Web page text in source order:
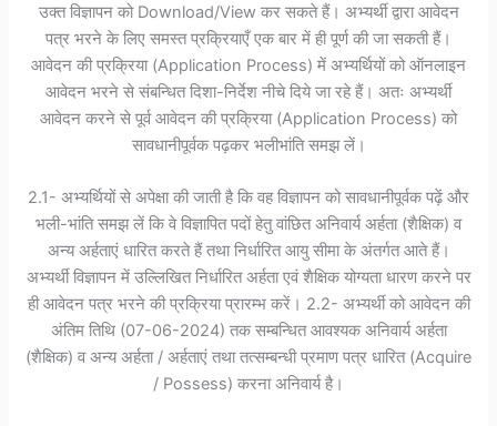
उक्त विज्ञापन को Download/View कर सकते हैं। अभ्यर्थी द्वारा आवेदन
पत्र भरने के लिए समस्त प्रक्रियाएँ एक बार में ही पूर्ण की जा सकती हैं।
आवेदन की प्रक्रिया (Application Process) में अभ्यर्थियों को ऑनलाइन
आवेदन भरने से संबन्धित दिशा-निर्देश नीचे दिये जा रहे हैं। अतः अभ्यर्थी
आवेदन करने से पूर्व आवेदन की प्रक्रिया (Application Process) को
सावधानीपूर्वक पढ़कर भलीभांति समझ लें।
2.1- अभ्यर्थियों से अपेक्षा की जाती है कि वह विज्ञापन को सावधानीपूर्वक पढ़ें और
भली-भांति समझ लें कि वे विज्ञापित पदों हेतु वांछित अनिवार्य अर्हता (शैक्षिक) व
अन्य अर्हताएं धारित करते हैं तथा निर्धारित आयु सीमा के अंतर्गत आते हैं।
अभ्यर्थी विज्ञापन में उल्लिखित निर्धारित अर्हता एवं शैक्षिक योग्यता धारण करने पर
ही आवेदन पत्र भरने की प्रक्रिया प्रारम्भ करें। 2.2- अभ्यर्थी को आवेदन की
अंतिम तिथि (07-06-2024) तक सम्बन्धित आवश्यक अनिवार्य अर्हता
(शैक्षिक) व अन्य अर्हता / अर्हताएं तथा तत्सम्बन्धी प्रमाण पत्र धारित (Acquire
/ Possess) करना अनिवार्य है।